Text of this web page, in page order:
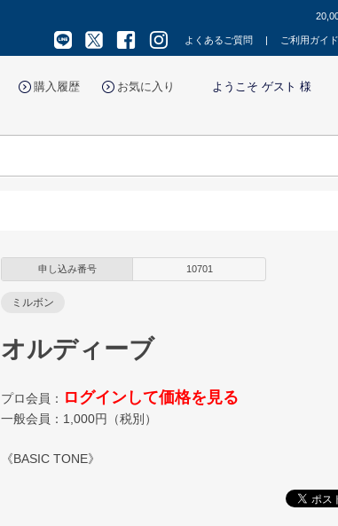
よくあるご質問 ご利用ガイド
購入履歴 お気に入り ようこそ ゲスト 様
申し込み番号 10701
ミルボン
オルディーブ
プロ会員： ログインして価格を見る
一般会員： 1,000円（税別）
《BASIC TONE》